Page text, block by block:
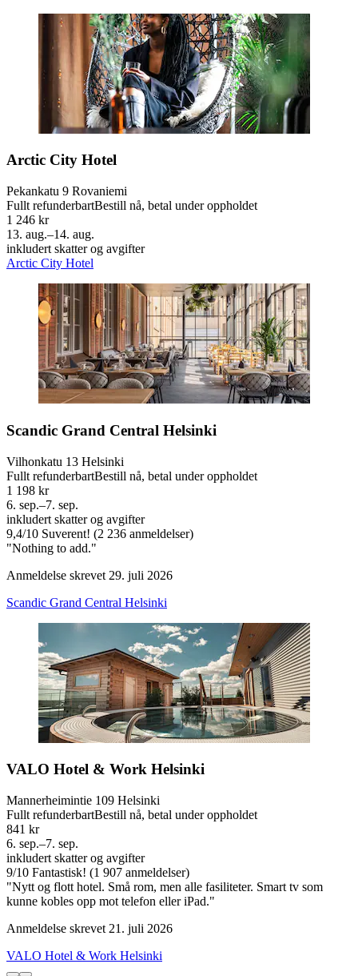
Arctic City Hotel
Pekankatu 9 Rovaniemi
Fullt refunderbartBestill nå, betal under oppholdet
1 246 kr
13. aug.–14. aug.
inkludert skatter og avgifter
Arctic City Hotel
Scandic Grand Central Helsinki
Vilhonkatu 13 Helsinki
Fullt refunderbartBestill nå, betal under oppholdet
1 198 kr
6. sep.–7. sep.
inkludert skatter og avgifter
9,4/10 Suverent! (2 236 anmeldelser)
"Nothing to add."
Anmeldelse skrevet 29. juli 2026
Scandic Grand Central Helsinki
VALO Hotel & Work Helsinki
Mannerheimintie 109 Helsinki
Fullt refunderbartBestill nå, betal under oppholdet
841 kr
6. sep.–7. sep.
inkludert skatter og avgifter
9/10 Fantastisk! (1 907 anmeldelser)
"Nytt og flott hotel. Små rom, men alle fasiliteter. Smart tv som
kunne kobles opp mot telefon eller iPad."
Anmeldelse skrevet 21. juli 2026
VALO Hotel & Work Helsinki